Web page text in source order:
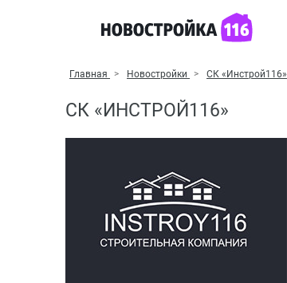
Главная Новостройки СК «Инстрой116»
СК «ИНСТРОЙ116»